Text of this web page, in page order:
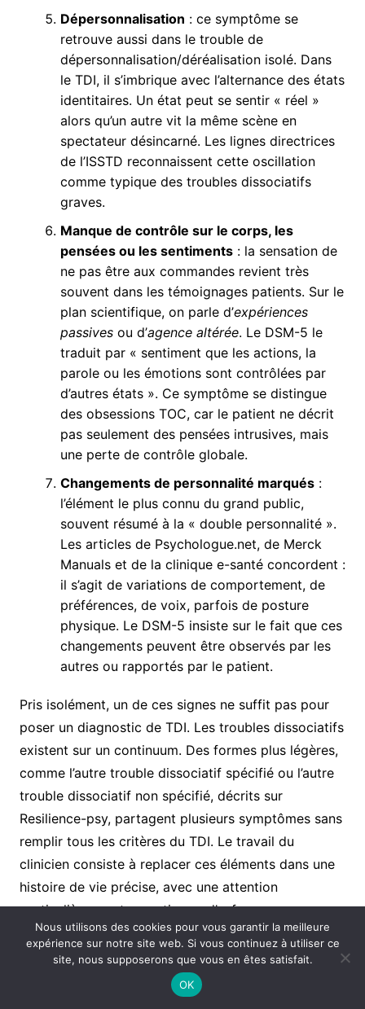
Dépersonnalisation : ce symptôme se
retrouve aussi dans le trouble de
dépersonnalisation/déréalisation isolé. Dans
le TDI, il s’imbrique avec l’alternance des états
identitaires. Un état peut se sentir « réel »
alors qu’un autre vit la même scène en
spectateur désincarné. Les lignes directrices
de l’ISSTD reconnaissent cette oscillation
comme typique des troubles dissociatifs
graves.
Manque de contrôle sur le corps, les
pensées ou les sentiments: la sensation de
ne pas être aux commandes revient très
souvent dans les témoignages patients. Sur le
plan scientifique, on parle d’expériences
passivesou d’agence altérée. Le DSM-5 le
traduit par « sentiment que les actions, la
parole ou les émotions sont contrôlées par
d’autres états ». Ce symptôme se distingue
des obsessions TOC, car le patient ne décrit
pas seulement des pensées intrusives, mais
une perte de contrôle globale.
Changements de personnalité marqués:
l’élément le plus connu du grand public,
souvent résumé à la « double personnalité ».
Les articles de Psychologue.net, de Merck
Manuals et de la clinique e-santé concordent :
il s’agit de variations de comportement, de
préférences, de voix, parfois de posture
physique. Le DSM-5 insiste sur le fait que ces
changements peuvent être observés par les
autres ou rapportés par le patient.
Pris isolément, un de ces signes ne suffit pas pour
poser un diagnostic de TDI. Les troubles dissociatifs
existent sur un continuum. Des formes plus légères,
comme l’autre trouble dissociatif spécifié ou l’autre
trouble dissociatif non spécifié, décrits sur
Resilience-psy, partagent plusieurs symptômes sans
remplir tous les critères du TDI. Le travail du
clinicien consiste à replacer ces éléments dans une
histoire de vie précise, avec une attention
particulière aux traumatismes d’enfance.
Traumatismes, enfance et
construction des identités multiples
Nous utilisons des cookies pour vous garantir la meilleure
expérience sur notre site web. Si vous continuez à utiliser ce
site, nous supposerons que vous en êtes satisfait.
OK